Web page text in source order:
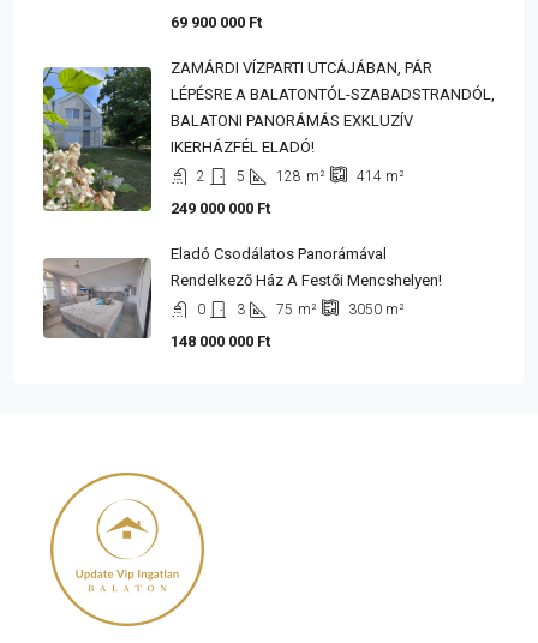
69 900 000 Ft
ZAMÁRDI VÍZPARTI UTCÁJÁBAN, PÁR
LÉPÉSRE A BALATONTÓL-SZABADSTRANDÓL,
BALATONI PANORÁMÁS EXKLUZÍV
IKERHÁZFÉL ELADÓ!
2 5 128 m² 414 m²
249 000 000 Ft
Eladó Csodálatos Panorámával
Rendelkező Ház A Festői Mencshelyen!
0 3 75 m² 3050 m²
148 000 000 Ft